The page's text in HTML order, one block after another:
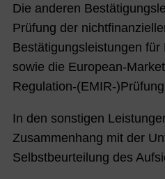
Die anderen
Prüfung der
Bestätigungsleistungen
sowie die European-
Regulation-(EMIR-
In den sonstigen
Zusammenhang mit der
Selbstbeurteilung des